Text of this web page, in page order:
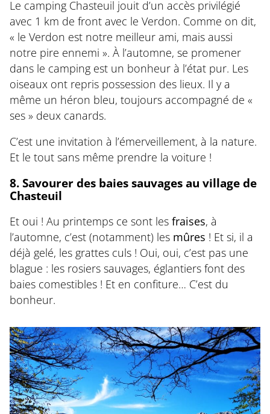
Le camping Chasteuil jouit d’un accès privilégié
avec 1 km de front avec le Verdon. Comme on dit,
« le Verdon est notre meilleur ami, mais aussi
notre pire ennemi ». À l’automne, se promener
dans le camping est un bonheur à l’état pur. Les
oiseaux ont repris possession des lieux. Il y a
même un héron bleu, toujours accompagné de «
ses » deux canards.
C’est une invitation à l’émerveillement, à la nature.
Et le tout sans même prendre la voiture !
8. Savourer des baies sauvages au village de
Chasteuil
Et oui ! Au printemps ce sont les fraises, à
l’automne, c’est (notamment) les mûres ! Et si, il a
déjà gelé, les grattes culs ! Oui, oui, c’est pas une
blague : les rosiers sauvages, églantiers font des
baies comestibles ! Et en confiture… C’est du
bonheur.